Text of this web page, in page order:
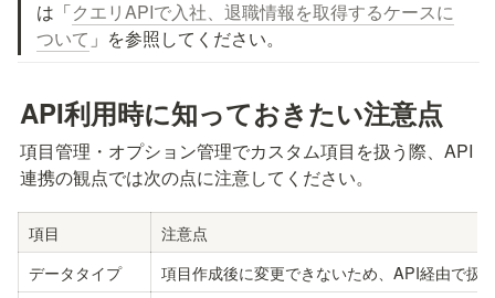
は「クエリAPIで入社、退職情報を取得するケースに
ついて 」を参照してください。
API利用時に知っておきたい注意点
項目管理・オプション管理でカスタム項目を扱う際、API
連携の観点では次の点に注意してください。
項目
注意点
データタイプ
項目作成後に変更できないため、API経由で扱